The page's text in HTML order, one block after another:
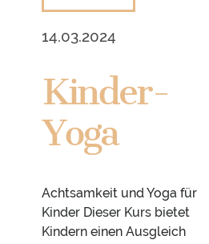
14.03.2024
Kinder-
Yoga
Achtsamkeit und Yoga für
Kinder Dieser Kurs bietet
Kindern einen Ausgleich